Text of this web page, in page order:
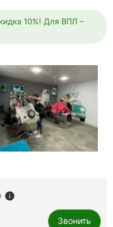
10%! Для ВПЛ –
info
Звонить